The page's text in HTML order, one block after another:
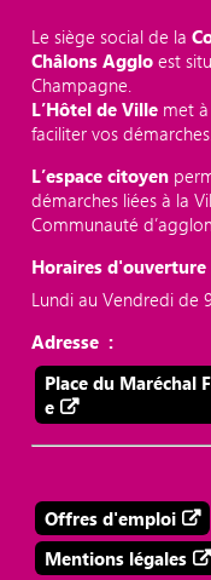
Le siège social de la
Châlons Aggloest
Champagne.
L’Hôtel de Ville met
faciliter vos démarches.
L’espace citoyen
démarches liées à la
Communauté
Horaires d'ouverture
Lundi au Vendredi de
Adresse :
Place du Maréchal
e
Offres d'emploi
Mentions légales